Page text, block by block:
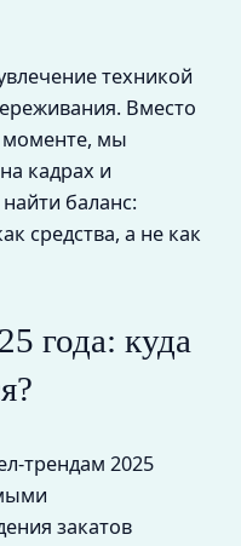
техникой
Вместо
моменте, мы
кадрах и
баланс:
средства, а не как
года: куда
трендам 2025
закатов